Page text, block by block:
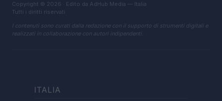
Copyright © 2026 · Edito da AdHub Media — Italia
Tutti i diritti riservati
I contenuti sono curati dalla redazione con il supporto di strumenti digitali e
realizzati in collaborazione con autori indipendenti.
ITALIA